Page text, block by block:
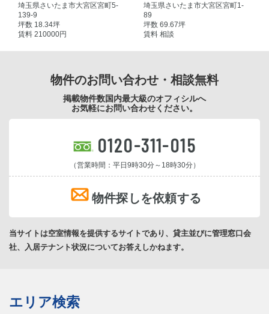
埼玉県さいたま市大宮区宮町5-
139-9
坪数 18.34坪
賃料 210000円
埼玉県さいたま市大宮区宮町1-
89
坪数 69.67坪
賃料 相談
物件のお問い合わせ・相談無料
掲載物件数国内最大級のオフィシルへ
お気軽にお問い合わせください。
0120-311-015
（営業時間：平日9時30分～18時30分）
物件探しを依頼する
当サイトは空室情報を提供するサイトであり、貸主並びに管理窓口会
社、入居テナント状況についてお答えしかねます。
エリア検索